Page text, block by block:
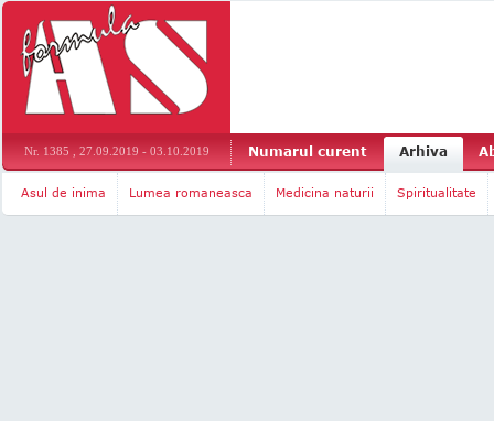
Nr. 1385 , 27.09.2019 - 03.10.2019 Numarul curent Arhiva
Asul de inima Lumea romaneasca Medicina naturii Spiritualitate